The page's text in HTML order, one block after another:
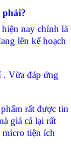
phải?
nay chính là
lên kế hoạch
. Vừa đáp ứng
rất được tin
giá cả lại rất
tiện ích